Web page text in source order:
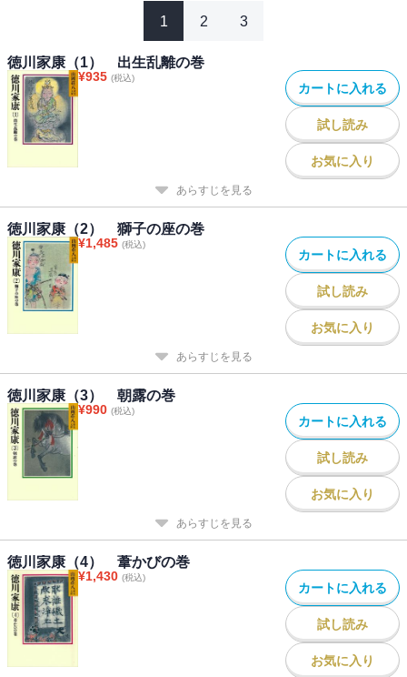
1 2 3
徳川家康（1） 出生乱離の巻
¥935 (税込)
カートに入れる
試し読み
お気に入り
あらすじを見る
徳川家康（2） 獅子の座の巻
¥1,485 (税込)
カートに入れる
試し読み
お気に入り
あらすじを見る
徳川家康（3） 朝露の巻
¥990 (税込)
カートに入れる
試し読み
お気に入り
あらすじを見る
徳川家康（4） 葦かびの巻
¥1,430 (税込)
カートに入れる
試し読み
お気に入り